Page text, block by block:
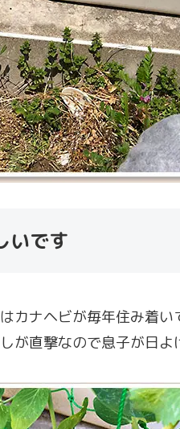
いです
カナヘビが毎年住み着
が直撃なので息子が日よ